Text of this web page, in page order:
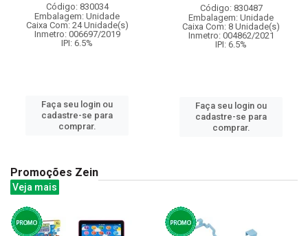
Código: 830034
Embalagem: Unidade
Caixa Com: 24 Unidade(s)
Inmetro: 006697/2019
IPI: 6.5%
Faça seu login ou
cadastre-se para
comprar.
Código: 830487
Embalagem: Unidade
Caixa Com: 8 Unidade(s)
Inmetro: 004862/2021
IPI: 6.5%
Faça seu login ou
cadastre-se para
comprar.
Promoções Zein
Veja mais